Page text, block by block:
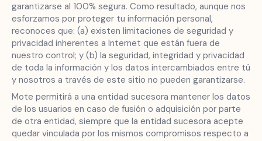
garantizarse al 100% segura. Como resultado, aunque nos
esforzamos por proteger tu información personal,
reconoces que: (a) existen limitaciones de seguridad y
privacidad inherentes a Internet que están fuera de
nuestro control; y (b) la seguridad, integridad y privacidad
de toda la información y los datos intercambiados entre tú
y nosotros a través de este sitio no pueden garantizarse.
Mote permitirá a una entidad sucesora mantener los datos
de los usuarios en caso de fusión o adquisición por parte
de otra entidad, siempre que la entidad sucesora acepte
quedar vinculada por los mismos compromisos respecto a